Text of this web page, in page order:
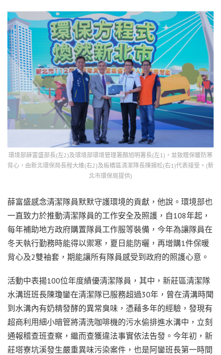
環境部薛富盛部長(左2)及環境部環境管理署顏旭明署長(左1)，並致贈保暖防寒
背心，由新北環保局長程大維(右2)及板橋區清潔隊長陳揚松(右1)代表接受。(新
北市環保局提供)
薛富盛感念清潔隊員默默守護環境的貢獻，他說。環境部也
一直致力於推動清潔隊員的工作安全及照護，自108年起，
每年補助地方政府購置隊員工作服等裝備，今年為讓隊員在
冬天執行勤務時能得以禦寒，夏日能防曬，再增購1件保暖
背心及2雙袖套，期能讓所有隊員感受到政府的照護心意。
活動中表揚100位年度績優清潔隊員，其中，新莊區清潔隊
水溝班班長陳瓊鑾在清潔隊已服務超過30年，曾在清溝時聞
到水溝內有奶精發酵的異常臭味，憑藉多年的經驗，發現有
超商利用細小暗管將清洗咖啡機的污水偷排進水溝中，立刻
通報稽查班查察，繼而查獲違法事實依法告發。今年初，新
莊塔寮坑溪發生嚴重異味污染案件，也是阿鑾班長第一時間